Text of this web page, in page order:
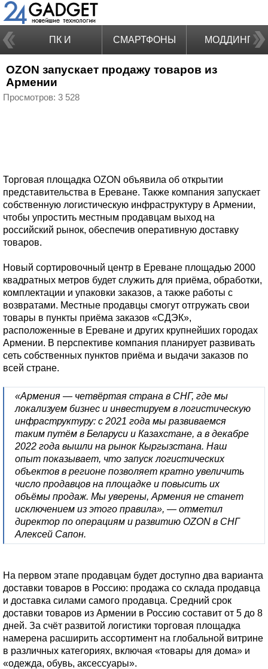
ПК И
НОУТБУКИ
СМАРТФОНЫ МОДДИНГ
OZON запускает продажу товаров из
Армении
Просмотров: 3 528
Торговая площадка OZON объявила об открытии
представительства в Ереване. Также компания запускает
собственную логистическую инфраструктуру в Армении,
чтобы упростить местным продавцам выход на
российский рынок, обеспечив оперативную доставку
товаров.
Новый сортировочный центр в Ереване площадью 2000
квадратных метров будет служить для приёма, обработки,
комплектации и упаковки заказов, а также работы с
возвратами. Местные продавцы смогут отгружать свои
товары в пункты приёма заказов «СДЭК»,
расположенные в Ереване и других крупнейших городах
Армении. В перспективе компания планирует развивать
сеть собственных пунктов приёма и выдачи заказов по
всей стране.
«Армения — четвёртая страна в СНГ, где мы
локализуем бизнес и инвестируем в логистическую
инфраструктуру: с 2021 года мы развиваемся
таким путём в Беларуси и Казахстане, а в декабре
2022 года вышли на рынок Кыргызстана. Наш
опыт показывает, что запуск логистических
объектов в регионе позволяет кратно увеличить
число продавцов на площадке и повысить их
объёмы продаж. Мы уверены, Армения не станет
исключением из этого правила», — отметил
директор по операциям и развитию OZON в СНГ
Алексей Сапон.
На первом этапе продавцам будет доступно два варианта
доставки товаров в Россию: продажа со склада продавца
и доставка силами самого продавца. Средний срок
доставки товаров из Армении в Россию составит от 5 до 8
дней. За счёт развитой логистики торговая площадка
намерена расширить ассортимент на глобальной витрине
в различных категориях, включая «товары для дома» и
«одежда, обувь, аксессуары».